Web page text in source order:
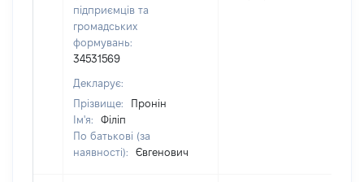
підприємців та
громадських
формувань:
34531569
Декларує:
Прізвище:
Пронін
Ім'я:
Філіп
По батькові (за
наявності):
Євгенович